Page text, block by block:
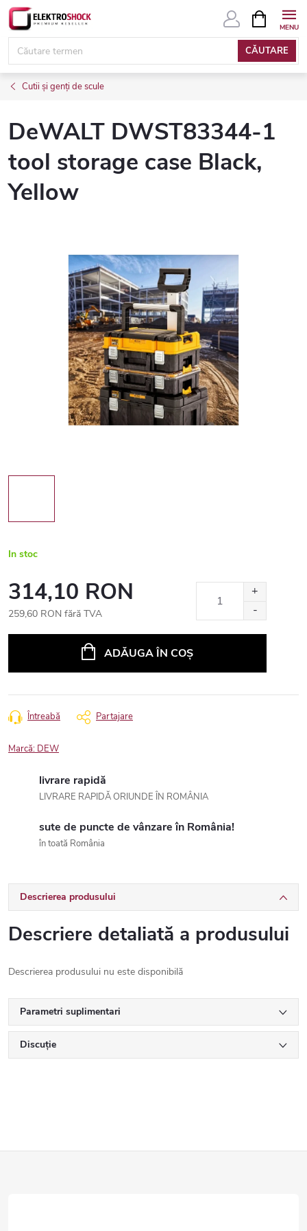
Treci
conținut
CĂUTARE
COŞ
DE
Cutii și genți de scule
DeWALT DWST83344-1
tool storage case Black,
Yellow
In stoc
314,10 RON
259,60 RON fără TVA
ADĂUGA ÎN COŞ
Întreabă Partajare
Marcă: DEW
livrare rapidă
LIVRARE RAPIDĂ ORIUNDE ÎN ROMÂNIA
sute de puncte de vânzare în România!
în toată România
Descrierea produsului
Descriere detaliată a produsului
Descrierea produsului nu este disponibilă
Parametri suplimentari
Discuţie